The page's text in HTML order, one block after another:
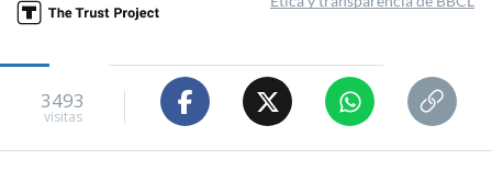
3493
visitas